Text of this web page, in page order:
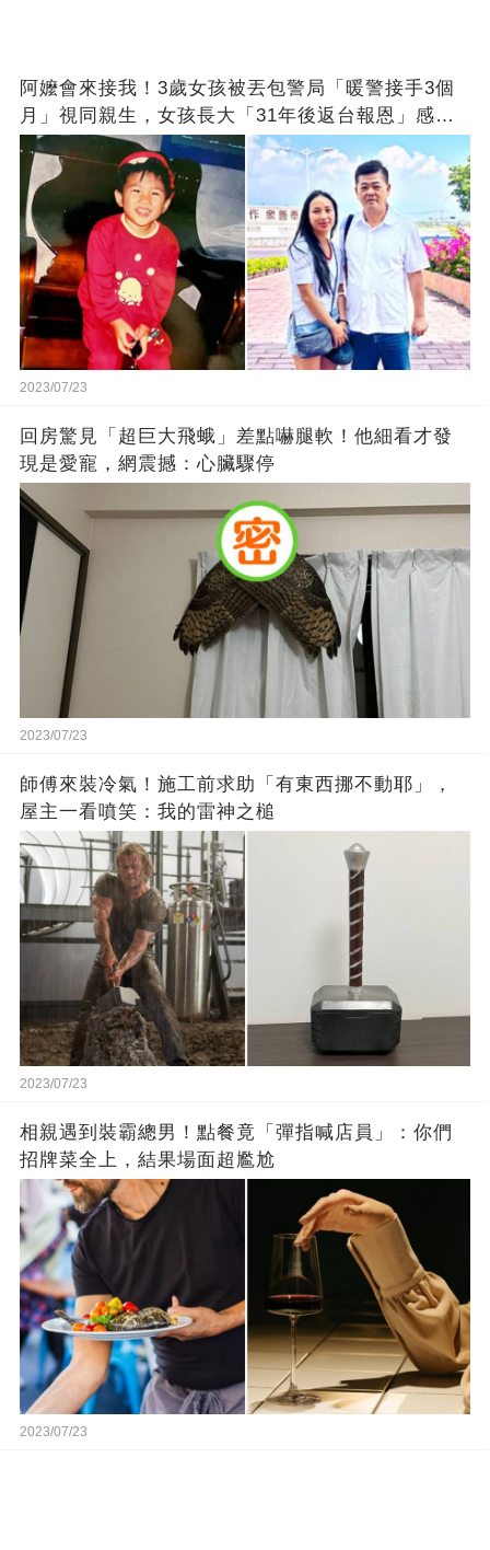
阿嬤會來接我！3歲女孩被丟包警局「暖警接手3個
月」視同親生，女孩長大「31年後返台報恩」感動
全網
2023/07/23
回房驚見「超巨大飛蛾」差點嚇腿軟！他細看才發
現是愛寵，網震撼：心臟驟停
2023/07/23
師傅來裝冷氣！施工前求助「有東西挪不動耶」，
屋主一看噴笑：我的雷神之槌
2023/07/23
相親遇到裝霸總男！點餐竟「彈指喊店員」：你們
招牌菜全上，結果場面超尷尬
2023/07/23